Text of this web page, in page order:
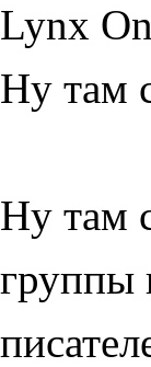
Lynx
Ну там
Ну там
группы